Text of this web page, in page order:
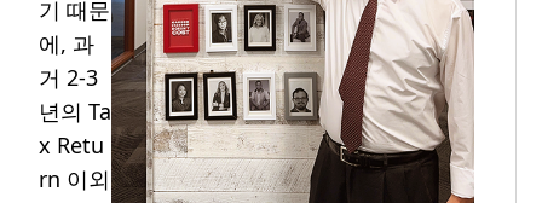
기 때문
에, 과
거 2-3
년의 Ta
x Retu
rn 이외